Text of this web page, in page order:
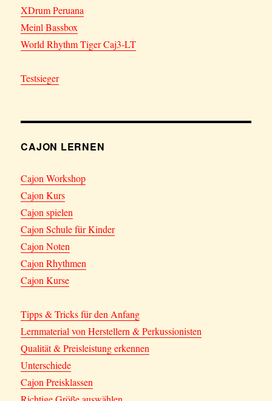
XDrum Peruana
Meinl Bassbox
World Rhythm Tiger Caj3-LT
Testsieger
CAJON LERNEN
Cajon Workshop
Cajon Kurs
Cajon spielen
Cajon Schule für Kinder
Cajon Noten
Cajon Rhythmen
Cajon Kurse
Tipps & Tricks für den Anfang
Lernmaterial von Herstellern & Perkussionisten
Qualität & Preisleistung erkennen
Unterschiede
Cajon Preisklassen